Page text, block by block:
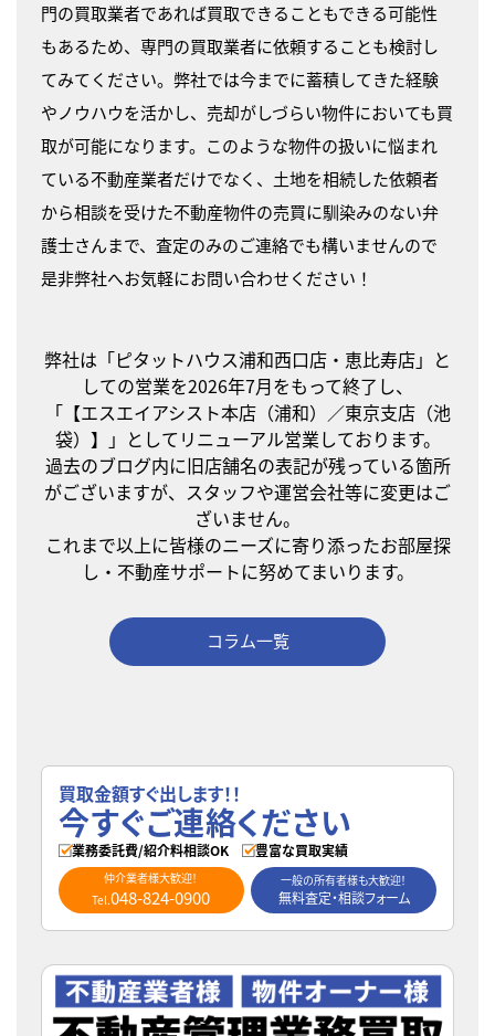
門の買取業者であれば買取できることもできる可能性
もあるため、専門の買取業者に依頼することも検討し
てみてください。弊社では今までに蓄積してきた経験
やノウハウを活かし、売却がしづらい物件においても買
取が可能になります。このような物件の扱いに悩まれ
ている不動産業者だけでなく、土地を相続した依頼者
から相談を受けた不動産物件の売買に馴染みのない弁
護士さんまで、査定のみのご連絡でも構いませんので
是非弊社へお気軽にお問い合わせください！
弊社は「ピタットハウス浦和西口店・恵比寿店」と
しての営業を2026年7月をもって終了し、
「【エスエイアシスト本店（浦和）／東京支店（池
袋）】」としてリニューアル営業しております。
過去のブログ内に旧店舗名の表記が残っている箇所
がございますが、スタッフや運営会社等に変更はご
ざいません。
これまで以上に皆様のニーズに寄り添ったお部屋探
し・不動産サポートに努めてまいります。
コラム一覧
買取金額すぐ出します！！
今すぐご連絡ください
業務委託費/紹介料相談OK 豊富な買取実績
仲介業者様大歓迎！
Tel.048-824-0900
一般の所有者様も大歓迎！
無料査定・相談フォーム